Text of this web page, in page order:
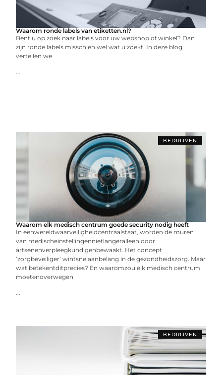
Waarom ronde labels van etiketten.nl?
Bent u op zoek naar labels voor uw webshop of winkel? Dan
zijn ronde labels misschien wel wat u zoekt. In deze blog
vertellen we
...
BEDRIJVEN
Waarom elk medisch centrum goede security nodig heeft
In eenwereldwaarveiligheidcentraalstaat, worden de muren
van medischeinstellingennietlangeralleen door
artsenenverpleegkundigenbewaakt. Het concept
‘zorgbeveiliger‘ wintsnelaanbelang in de gezondheidszorg. Maar
wat betekentditprecies? En waaromzou elk medisch centrum
moetenoverwegen
...
BEDRIJVEN